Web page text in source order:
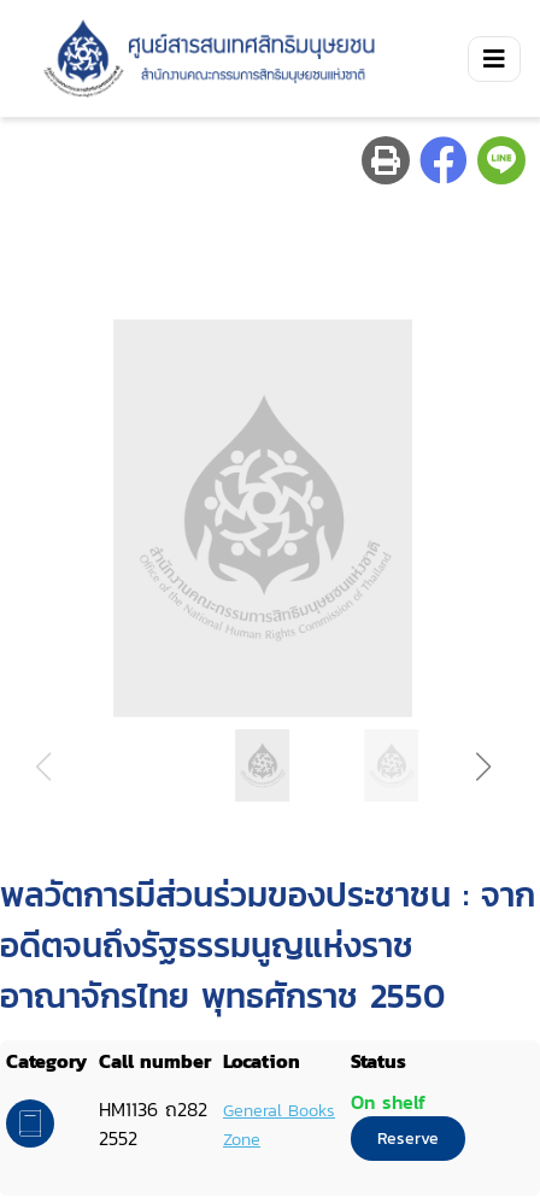
พลวัตการมีส่วนร่วมของประชาชน : จาก
อดีตจนถึงรัฐธรรมนูญแห่งราช
อาณาจักรไทย พุทธศักราช 2550
Category Call number Location
Status
HM1136 ถ282
2552
General Books
Zone
On shelf
Reserve